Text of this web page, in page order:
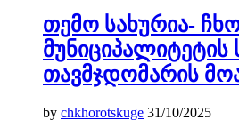
თემო სახურია-
თავმჯდომარის
by chkhorotskuge 31/10/2025